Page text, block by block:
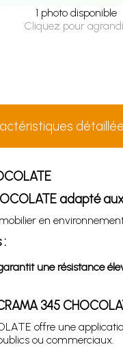
1 photo disponible
Cliquez pour
adapté
en
une résistance
345
offre une
ou commerciaux.